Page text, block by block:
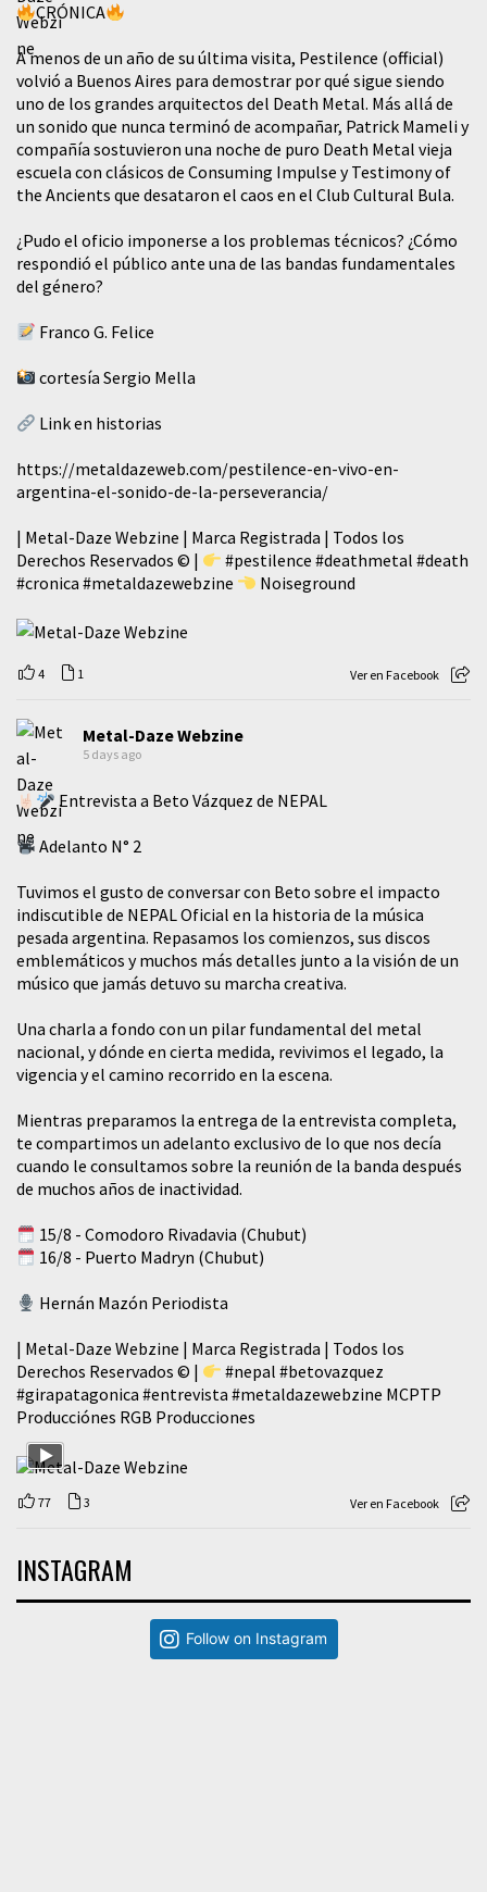
CRÓNICA
A menos de un año de su última visita, Pestilence (official)
volvió a Buenos Aires para demostrar por qué sigue siendo
uno de los grandes arquitectos del Death Metal. Más allá de
un sonido que nunca terminó de acompañar, Patrick Mameli y
compañía sostuvieron una noche de puro Death Metal vieja
escuela con clásicos de Consuming Impulse y Testimony of
the Ancients que desataron el caos en el Club Cultural Bula.
¿Pudo el oficio imponerse a los problemas técnicos? ¿Cómo
respondió el público ante una de las bandas fundamentales
del género?
Franco G. Felice
cortesía Sergio Mella
Link en historias
https://metaldazeweb.com/pestilence-en-vivo-en-
argentina-el-sonido-de-la-perseverancia/
| Metal-Daze Webzine | Marca Registrada | Todos los
Derechos Reservados © |
#pestilence #deathmetal #death
#cronica #metaldazewebzine Noiseground
4 1 Ver en Facebook
Metal-Daze Webzine
5 days ago
Entrevista a Beto Vázquez de NEPAL
Adelanto N° 2
Tuvimos el gusto de conversar con Beto sobre el impacto
indiscutible de NEPAL Oficial en la historia de la música
pesada argentina. Repasamos los comienzos, sus discos
emblemáticos y muchos más detalles junto a la visión de un
músico que jamás detuvo su marcha creativa.
​Una charla a fondo con un pilar fundamental del metal
nacional, y dónde en cierta medida, revivimos el legado, la
vigencia y el camino recorrido en la escena.
Mientras preparamos la entrega de la entrevista completa,
te compartimos un adelanto exclusivo de lo que nos decía
cuando le consultamos sobre la reunión de la banda después
de muchos años de inactividad.
15/8 - Comodoro Rivadavia (Chubut)
16/8 - Puerto Madryn (Chubut)
Hernán Mazón Periodista
| Metal-Daze Webzine | Marca Registrada | Todos los
Derechos Reservados © |
#nepal #betovazquez
#girapatagonica #entrevista #metaldazewebzine MCPTP
Producciónes RGB Producciones
77 3 Ver en Facebook
INSTAGRAM
Follow on Instagram